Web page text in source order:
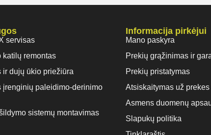
servisas
katilų remontas
ir dujų ūkio priežiūra
įrenginių paleidimo-derinimo
sistemų montavimas
Informacija pirkėjui
Mano paskyra
Prekių grąžinimas ir
Prekių pristatymas
Atsiskaitymas už prekes
Asmens duomenų
Slapukų politika